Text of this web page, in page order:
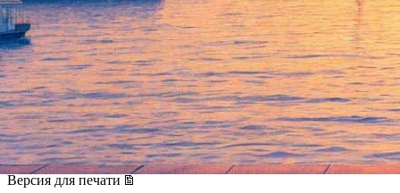
В Петербург возвращается
эстонский провокатор
Tommy Cash
01 марта 2020, воскресенье,20.00
Версия для печати